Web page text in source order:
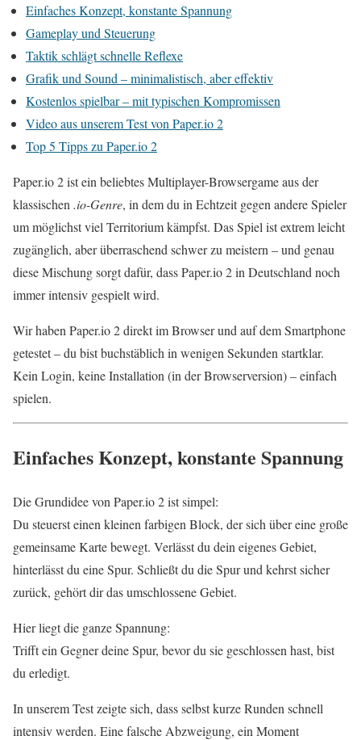
Einfaches Konzept, konstante Spannung
Gameplay und Steuerung
Taktik schlägt schnelle Reflexe
Grafik und Sound – minimalistisch, aber effektiv
Kostenlos spielbar – mit typischen Kompromissen
Video aus unserem Test von Paper.io 2
Top 5 Tipps zu Paper.io 2
Paper.io 2 ist ein beliebtes Multiplayer-Browsergame aus der
klassischen .io-Genre, in dem du in Echtzeit gegen andere Spieler
um möglichst viel Territorium kämpfst. Das Spiel ist extrem leicht
zugänglich, aber überraschend schwer zu meistern – und genau
diese Mischung sorgt dafür, dass Paper.io 2 in Deutschland noch
immer intensiv gespielt wird.
Wir haben Paper.io 2 direkt im Browser und auf dem Smartphone
getestet – du bist buchstäblich in wenigen Sekunden startklar.
Kein Login, keine Installation (in der Browserversion) – einfach
spielen.
Einfaches Konzept, konstante Spannung
Die Grundidee von Paper.io 2 ist simpel:
Du steuerst einen kleinen farbigen Block, der sich über eine große
gemeinsame Karte bewegt. Verlässt du dein eigenes Gebiet,
hinterlässt du eine Spur. Schließt du die Spur und kehrst sicher
zurück, gehört dir das umschlossene Gebiet.
Hier liegt die ganze Spannung:
Trifft ein Gegner deine Spur, bevor du sie geschlossen hast, bist
du erledigt.
In unserem Test zeigte sich, dass selbst kurze Runden schnell
intensiv werden. Eine falsche Abzweigung, ein Moment